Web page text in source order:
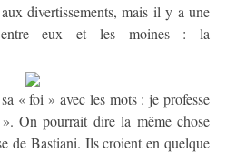
divertissements, mais il y a une
entre eux et les moines : la
« foi » avec les mots : je professe
On pourrait dire la même chose
de Bastiani. Ils croient en quelque